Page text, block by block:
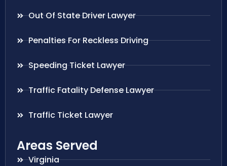
Out Of State Driver Lawyer
Penalties For Reckless Driving
Speeding Ticket Lawyer
Traffic Fatality Defense Lawyer
Traffic Ticket Lawyer
Areas Served
Virginia